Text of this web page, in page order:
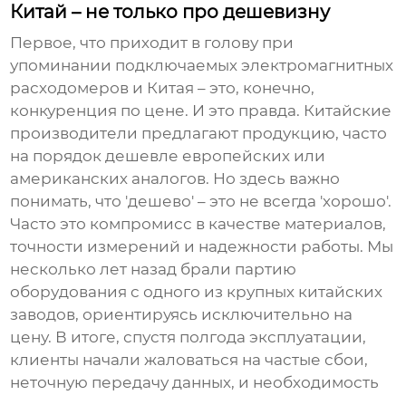
Китай – не только про дешевизну
Первое, что приходит в голову при
упоминании подключаемых электромагнитных
расходомеров и Китая – это, конечно,
конкуренция по цене. И это правда. Китайские
производители предлагают продукцию, часто
на порядок дешевле европейских или
американских аналогов. Но здесь важно
понимать, что 'дешево' – это не всегда 'хорошо'.
Часто это компромисс в качестве материалов,
точности измерений и надежности работы. Мы
несколько лет назад брали партию
оборудования с одного из крупных китайских
заводов, ориентируясь исключительно на
цену. В итоге, спустя полгода эксплуатации,
клиенты начали жаловаться на частые сбои,
неточную передачу данных, и необходимость